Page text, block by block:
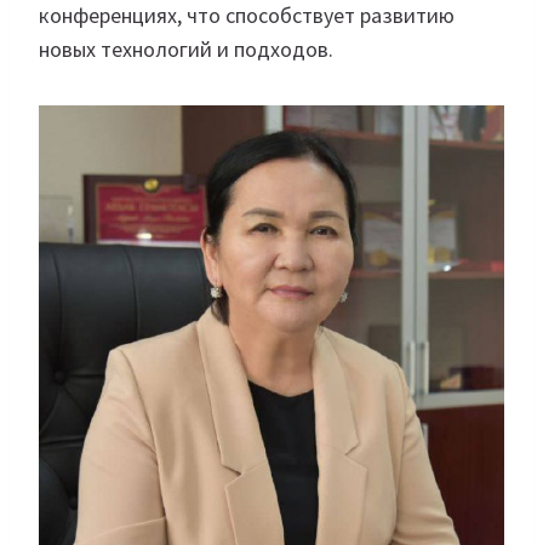
конференциях, что способствует развитию
новых технологий и подходов.